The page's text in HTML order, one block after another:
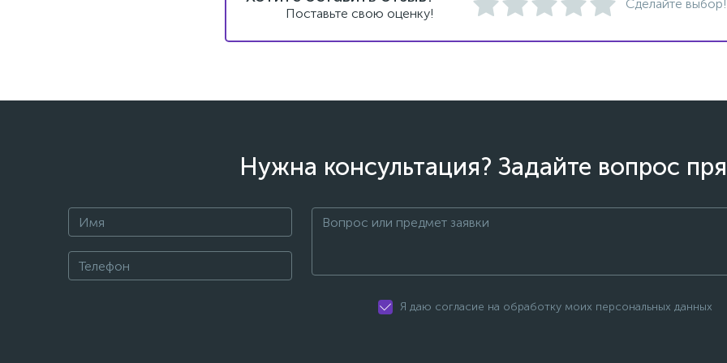
Поставьте свою оценку!
Сделайте выбор!
Нужна консультация? Задайте вопрос
Я даю согласие на обработку моих персональных данных